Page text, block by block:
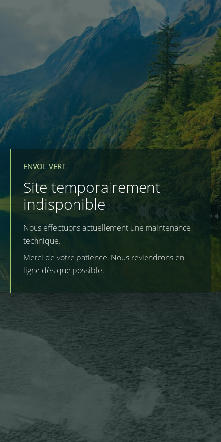
ENVOL VERT
Site temporairement
indisponible
Nous effectuons actuellement une maintenance
technique.
Merci de votre patience. Nous reviendrons en
ligne dès que possible.